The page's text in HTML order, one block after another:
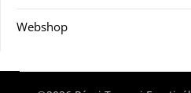
Webshop